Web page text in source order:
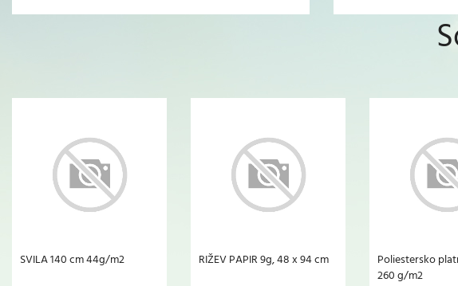
SVILA 140 cm 44g/m2 RIŽEV PAPIR 9g, 48 x 94 cm
Poliestersko
260 g/m2